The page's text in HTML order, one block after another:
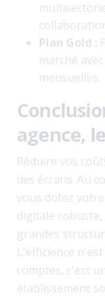
Plan Gold :
marché
mensuelles.
agence,
Réduire vos
des écrans. Au
vous dotez
digitale robuste,
grandes
L'efficience
comptes, c'est
établissement